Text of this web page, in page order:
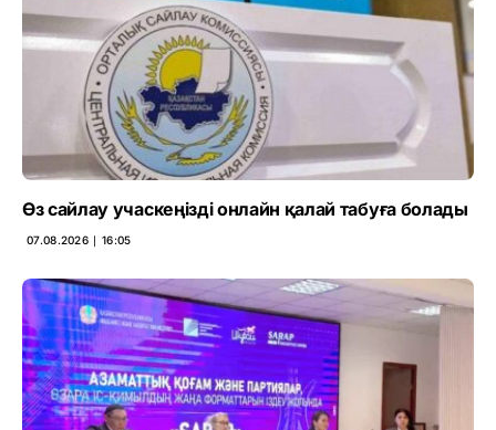
Өз сайлау учаскеңізді онлайн қалай табуға болады
07.08.2026 ∣ 16:05